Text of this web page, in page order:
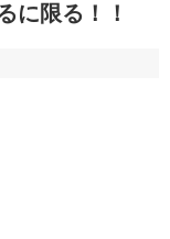
に限る！！